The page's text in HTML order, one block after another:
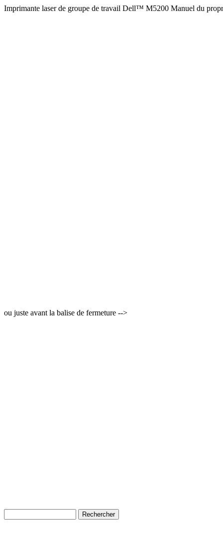
Imprimante laser de groupe de travail Dell™ M5200 Manuel du
ou juste avant la balise de fermeture -->